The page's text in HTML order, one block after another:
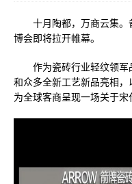
十月陶都，万商云集。
博会即将拉开帷幕。
作为瓷砖行业轻纹领军
和众多全新工艺新品亮相，
为全球客商呈现一场关于宋